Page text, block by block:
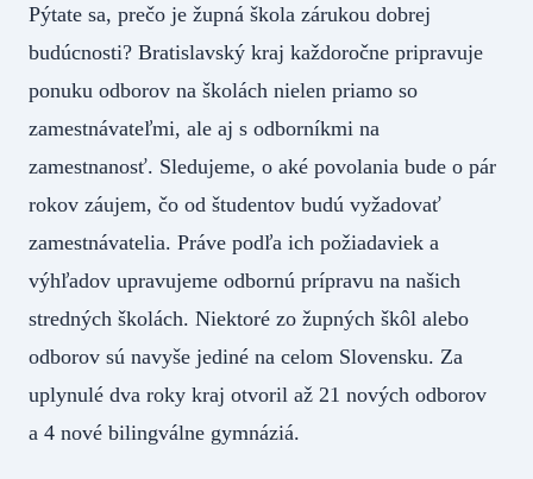
Pýtate sa, prečo je župná škola zárukou dobrej
budúcnosti? Bratislavský kraj každoročne pripravuje
ponuku odborov na školách nielen priamo so
zamestnávateľmi, ale aj s odborníkmi na
zamestnanosť. Sledujeme, o aké povolania bude o pár
rokov záujem, čo od študentov budú vyžadovať
zamestnávatelia. Práve podľa ich požiadaviek a
výhľadov upravujeme odbornú prípravu na našich
stredných školách. Niektoré zo župných škôl alebo
odborov sú navyše jediné na celom Slovensku. Za
uplynulé dva roky kraj otvoril až 21 nových odborov
a 4 nové bilingválne gymnáziá.